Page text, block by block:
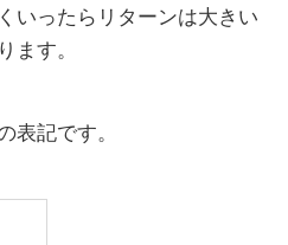
いったらリターンは大きい
ます。
表記です。